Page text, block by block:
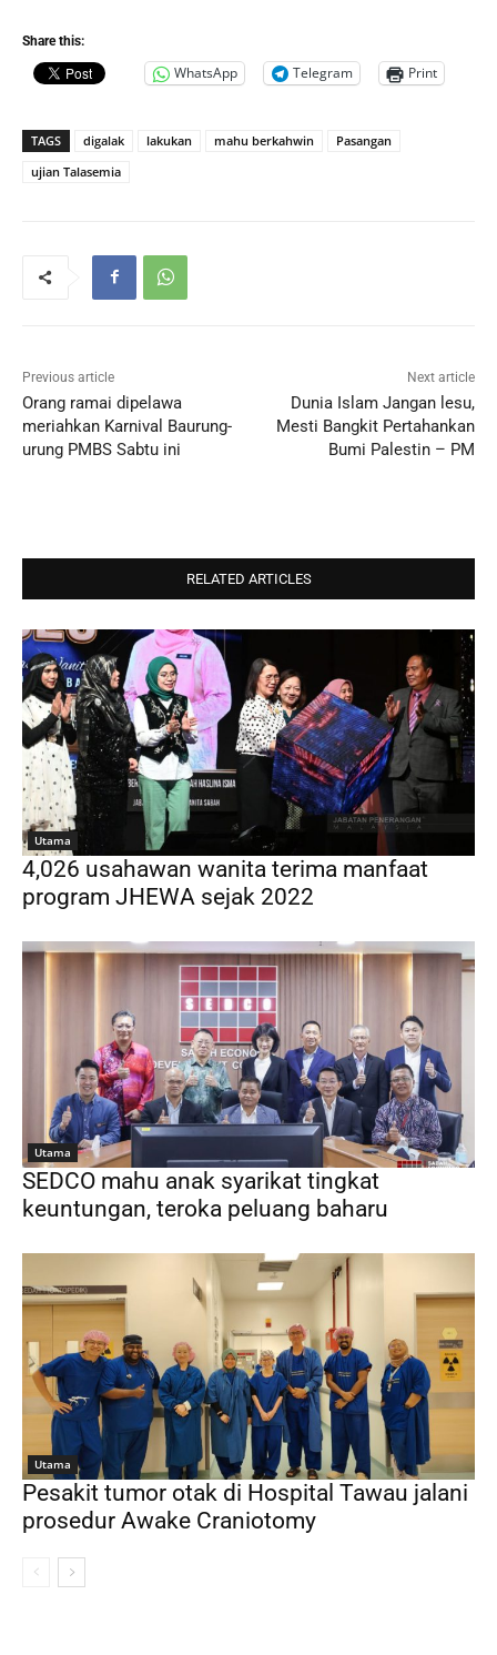
Share this:
WhatsApp Telegram Print
TAGS digalak lakukan mahu berkahwin
Pasangan
ujian Talasemia
Previous article
Orang ramai dipelawa
meriahkan Karnival Baurung-
urung PMBS Sabtu ini
Next article
Dunia Islam Jangan lesu,
Mesti Bangkit Pertahankan
Bumi Palestin – PM
RELATED ARTICLES
Utama
4,026 usahawan wanita terima manfaat
program JHEWA sejak 2022
Utama
SEDCO mahu anak syarikat tingkat
keuntungan, teroka peluang baharu
Utama
Pesakit tumor otak di Hospital Tawau jalani
prosedur Awake Craniotomy